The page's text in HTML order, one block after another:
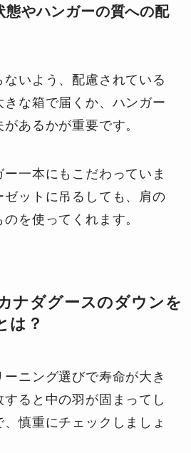
態やハンガーの質への配
いよう、配慮されている
な箱で届くか、ハンガー
あるかが重要です。
一本にもこだわっていま
ットに吊るしても、肩の
を使ってくれます。
ナダグースのダウンを
は？
ニング選びで寿命が大き
すると中の羽が固まってし
慎重にチェックしましょ